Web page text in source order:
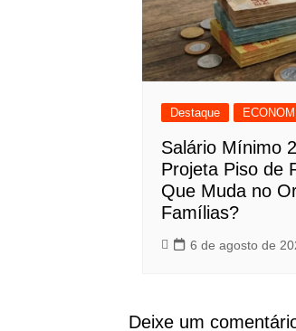
Destaque
Salário Mínimo
Projeta Piso de
Que Muda no
Famílias?
6 de agosto de
Deixe um